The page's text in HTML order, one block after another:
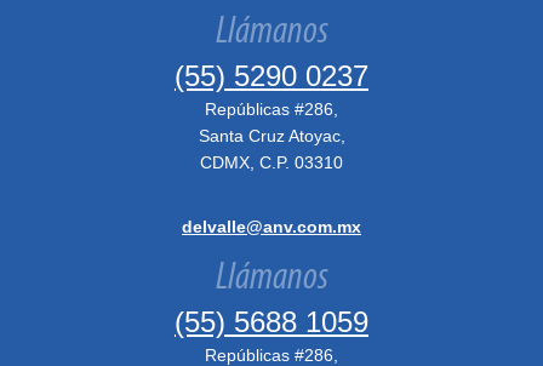
Llámanos
(55) 5290 0237
Repúblicas #286,
Santa Cruz Atoyac,
CDMX, C.P. 03310
delvalle@anv.com.mx
Llámanos
(55) 5688 1059
Repúblicas #286,